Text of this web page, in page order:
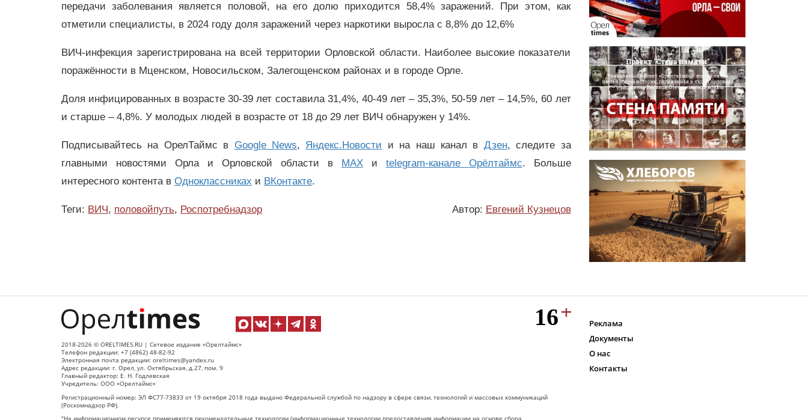
передачи заболевания является половой, на его долю приходится 58,4% заражений. При этом, как
отметили специалисты, в 2024 году доля заражений через наркотики выросла с 8,8% до 12,6%
ВИЧ-инфекция зарегистрирована на всей территории Орловской области. Наиболее высокие показатели
поражённости в Мценском, Новосильском, Залегощенском районах и в городе Орле.
Доля инфицированных в возрасте 30-39 лет составила 31,4%, 40-49 лет – 35,3%, 50-59 лет – 14,5%, 60 лет
и старше – 4,8%. У молодых людей в возрасте от 18 до 29 лет ВИЧ обнаружен у 14%.
Подписывайтесь на ОрелТаймс в Google News, Яндекс.Новости и на наш канал в Дзен, следите за
главными новостями Орла и Орловской области в MAXи telegram-канале Орёлтаймс. Больше
интересного контента в Одноклассниках и ВКонтакте.
Теги: ВИЧ, половойпуть, Роспотребнадзор Автор: Евгений Кузнецов
2018-2026 © ORELTIMES.RU | Сетевое издание «Орелтаймс»
Телефон редакции: +7 (4862) 48-82-92
Электронная почта редакции: oreltimes@yandex.ru
Адрес редакции: г. Орел, ул. Октябрьская, д.27, пом. 9
Главный редактор: Е. Н. Годлевская
Учредитель: ООО «Орелтаймс»
Регистрационный номер: ЭЛ ФС77-73833 от 19 октября 2018 года выдано Федеральной службой по надзору в сфере связи, технологий и массовых коммуникаций
(Роскомнадзор РФ).
Реклама
Документы
О нас
Контакты